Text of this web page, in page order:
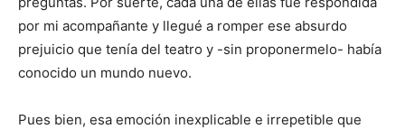
por mi acompañante y llegué a romper ese absurdo
prejuicio que tenía del teatro y -sin proponermelo- había
conocido un mundo nuevo.
Pues bien, esa emoción inexplicable e irrepetible que